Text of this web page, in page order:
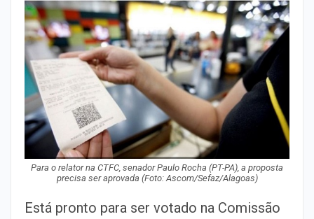
Para o relator na CTFC, senador Paulo Rocha (PT-PA), a proposta
precisa ser aprovada (Foto: Ascom/Sefaz/Alagoas)
Está pronto para ser votado na Comissão